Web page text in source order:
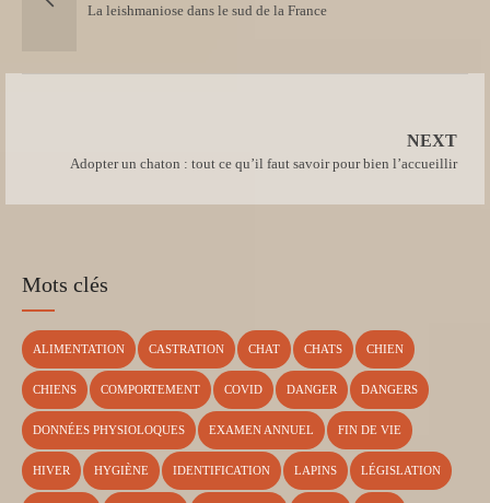
La leishmaniose dans le sud de la France
NEXT
Adopter un chaton : tout ce qu’il faut savoir pour bien l’accueillir
Mots clés
ALIMENTATION CASTRATION CHAT CHATS CHIEN
CHIENS COMPORTEMENT COVID DANGER DANGERS
DONNÉES PHYSIOLOQUES EXAMEN ANNUEL FIN DE VIE
HIVER HYGIÈNE IDENTIFICATION LAPINS LÉGISLATION